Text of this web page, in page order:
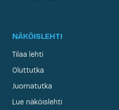
NÄKÖISLEHTI
Tilaa lehti
Oluttutka
Juomatutka
Lue näköislehti